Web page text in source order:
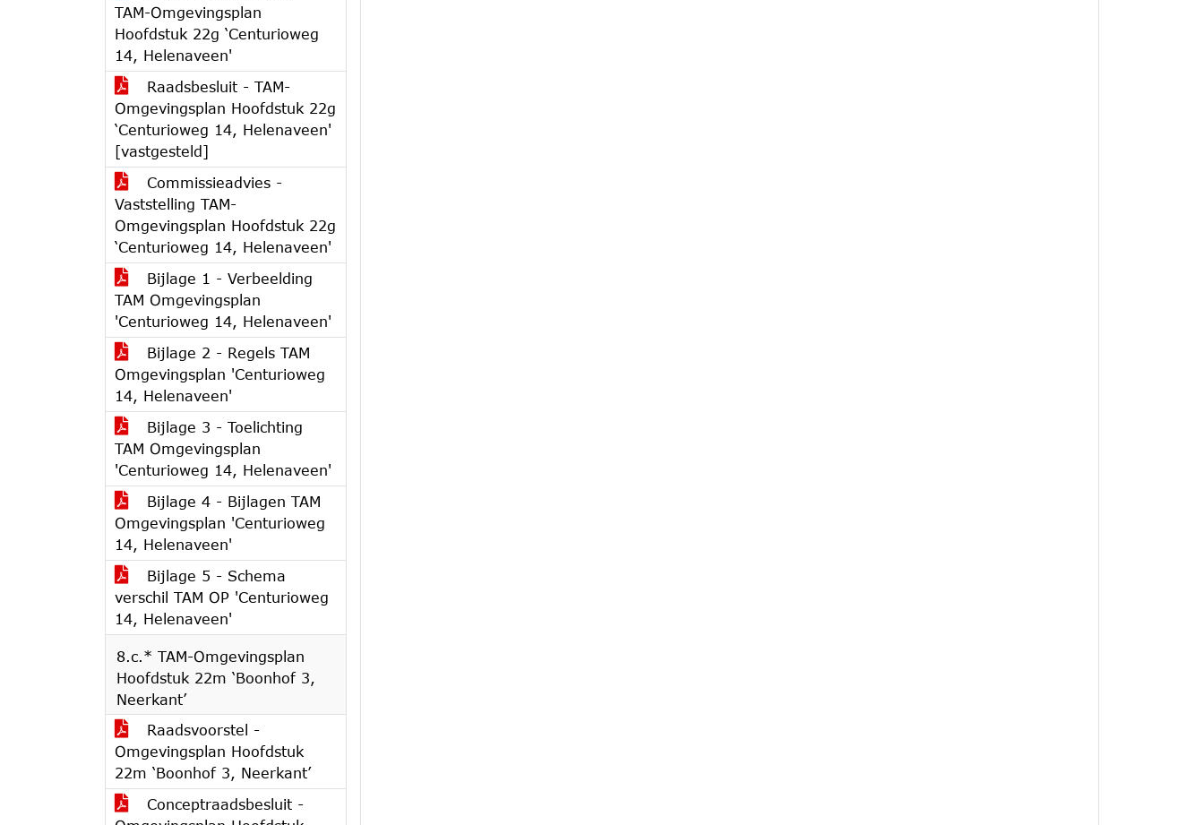
TAM-Omgevingsplan
Hoofdstuk 22g ‘Centurioweg
14, Helenaveen'
Raadsbesluit - TAM-
Omgevingsplan Hoofdstuk 22g
‘Centurioweg 14, Helenaveen'
[vastgesteld]
Commissieadvies -
Vaststelling TAM-
Omgevingsplan Hoofdstuk 22g
‘Centurioweg 14, Helenaveen'
Bijlage 1 - Verbeelding
TAM Omgevingsplan
'Centurioweg 14, Helenaveen'
Bijlage 2 - Regels TAM
Omgevingsplan 'Centurioweg
14, Helenaveen'
Bijlage 3 - Toelichting
TAM Omgevingsplan
'Centurioweg 14, Helenaveen'
Bijlage 4 - Bijlagen TAM
Omgevingsplan 'Centurioweg
14, Helenaveen'
Bijlage 5 - Schema
verschil TAM OP 'Centurioweg
14, Helenaveen'
8.c.* TAM-Omgevingsplan
Hoofdstuk 22m ‘Boonhof 3,
Neerkant’
Raadsvoorstel -
Omgevingsplan Hoofdstuk
22m ‘Boonhof 3, Neerkant’
Conceptraadsbesluit -